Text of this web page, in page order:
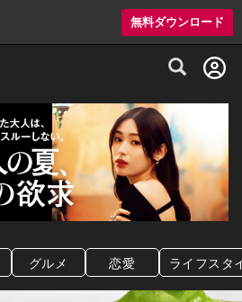
無料ダウンロード
グルメ情報・プレミアムレストラン予約
グルメ 恋愛 ライフスタ